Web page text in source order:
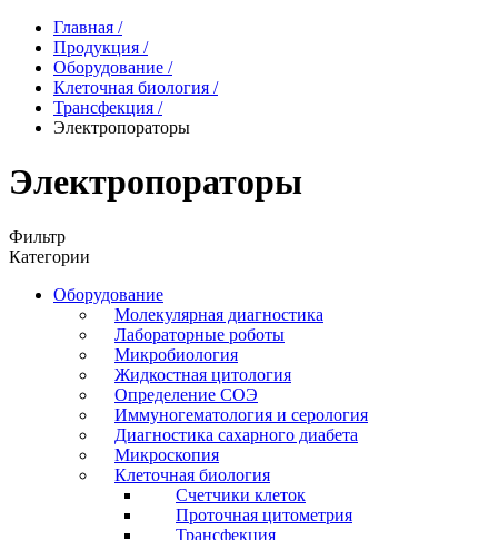
Главная /
Продукция /
Оборудование /
Клеточная биология /
Трансфекция /
Электропораторы
Электропораторы
Фильтр
Категории
Оборудование
Молекулярная диагностика
Лабораторные роботы
Микробиология
Жидкостная цитология
Определение СОЭ
Иммуногематология и серология
Диагностика сахарного диабета
Микроскопия
Клеточная биология
Счетчики клеток
Проточная цитометрия
Трансфекция